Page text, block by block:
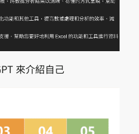
來介紹自己